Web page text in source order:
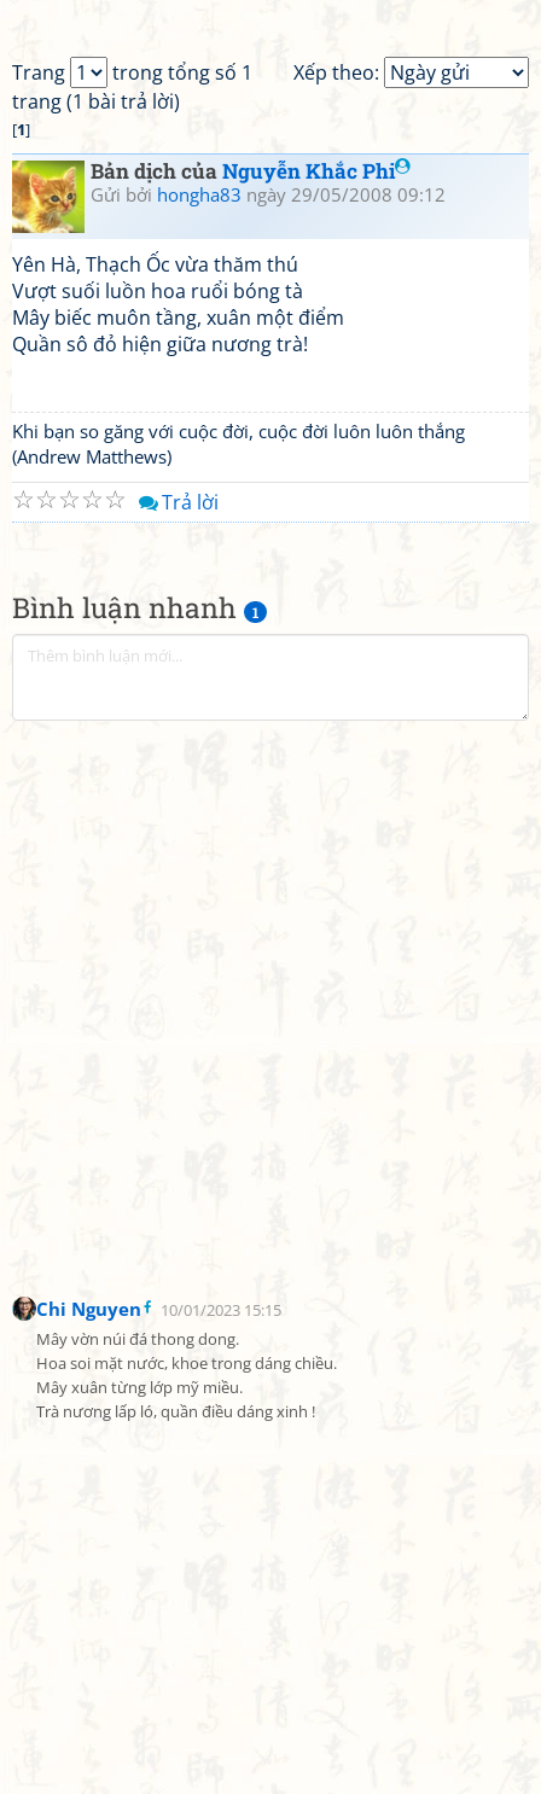
Bình luận nhanh 1
Chi Nguyen
10/01/2023 15:15
Mây vờn núi đá thong dong.
Hoa soi mặt nước, khoe trong dáng chiều.
Mây xuân từng lớp mỹ miều.
Trà nương lấp ló, quần điều dáng xinh !
Xếp theo:
Trang
trong tổng số 1
trang (1 bài trả lời)
[1]
Bản dịch củaNguyễn Khắc Phi
Gửi bởi hongha83 ngày 29/05/2008 09:12
Yên Hà, Thạch Ốc vừa thăm thú
Vượt suối luồn hoa ruổi bóng tà
Mây biếc muôn tầng, xuân một điểm
Quần sô đỏ hiện giữa nương trà!
Khi bạn so găng với cuộc đời, cuộc đời luôn luôn thắng
(Andrew Matthews)
☆
☆
☆
☆
☆ Trả lời